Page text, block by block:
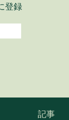
登録
記事